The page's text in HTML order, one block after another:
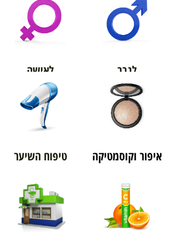
לגבר לאישה
איפור וקוסמטיקה טיפוח השיער